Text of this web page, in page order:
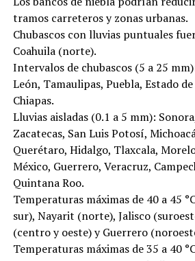
tramos carreteros y zonas urbanas.
Chubascos con lluvias puntuales
Coahuila (norte).
Intervalos de chubascos (5 a 25
León, Tamaulipas, Puebla, Estado
Chiapas.
Lluvias aisladas (0.1 a 5 mm):
Zacatecas, San Luis Potosí,
Querétaro, Hidalgo, Tlaxcala,
México, Guerrero, Veracruz,
Quintana Roo.
Temperaturas máximas de 40 a 45
sur), Nayarit (norte), Jalisco
(centro y oeste) y Guerrero
Temperaturas máximas de 35 a 40